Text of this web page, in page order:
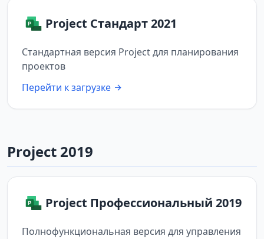
Project Стандарт 2021
Стандартная версия Project для планирования
проектов
Перейти к загрузке
Project 2019
Project Профессиональный 2019
Полнофункциональная версия для управления